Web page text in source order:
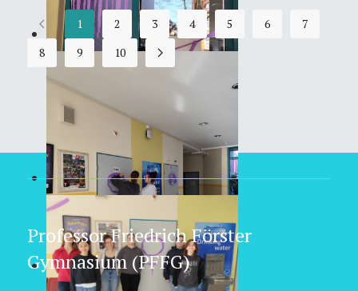
1 2 3 4 5 6
7
8
9 10
Professor Friedrich Förster
Gymnasium (PFFG)